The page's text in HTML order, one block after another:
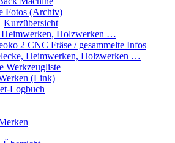
Fotos (Archiv)
Kurzübersicht
Heimwerken, Holzwerken …
2 CNC Fräse / gesammelte Infos
Heimwerken, Holzwerken …
Werkzeugliste
(Link)
Logbuch